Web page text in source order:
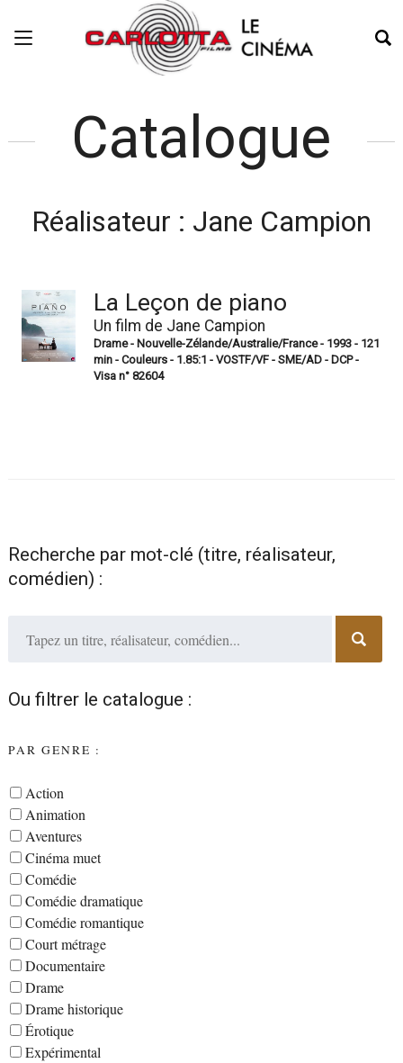
Catalogue
Réalisateur : Jane Campion
La Leçon de piano
Un film de Jane Campion
Drame - Nouvelle-Zélande/Australie/France - 1993 - 121
min - Couleurs - 1.85:1 - VOSTF/VF - SME/AD - DCP -
Visa n° 82604
Recherche par mot-clé (titre, réalisateur,
comédien) :
Ou filtrer le catalogue :
PAR GENRE :
Action
Animation
Aventures
Cinéma muet
Comédie
Comédie dramatique
Comédie romantique
Court métrage
Documentaire
Drame
Drame historique
Érotique
Expérimental